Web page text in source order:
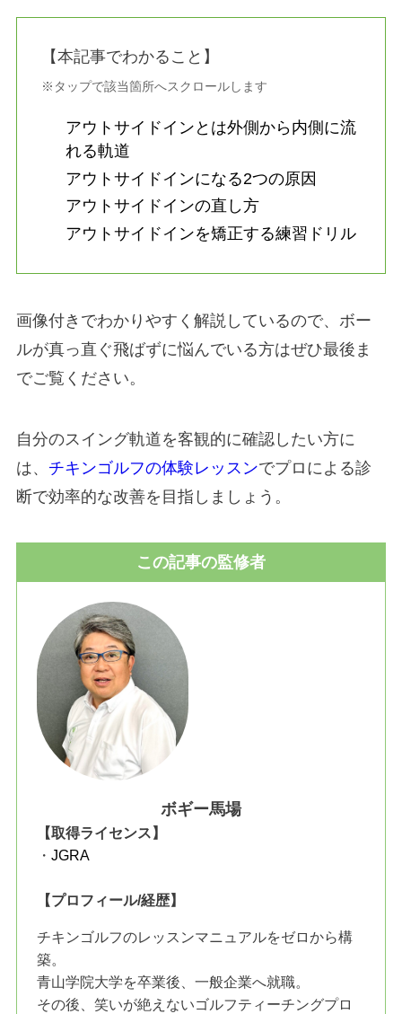
【本記事でわかること】
※タップで該当箇所へスクロールします
アウトサイドインとは外側から内側に流
れる軌道
アウトサイドインになる2つの原因
アウトサイドインの直し方
アウトサイドインを矯正する練習ドリル
画像付きでわかりやすく解説しているので、ボー
ルが真っ直ぐ飛ばずに悩んでいる方はぜひ最後ま
でご覧ください。
自分のスイング軌道を客観的に確認したい方に
は、 チキンゴルフの体験レッスンでプロによる診
断で効率的な改善を目指しましょう。
この記事の監修者
ボギー馬場
【取得ライセンス】
・JGRA
【プロフィール/経歴】
チキンゴルフのレッスンマニュアルをゼロから構
築。
青山学院大学を卒業後、一般企業へ就職。
その後、笑いが絶えないゴルフティーチングプロ